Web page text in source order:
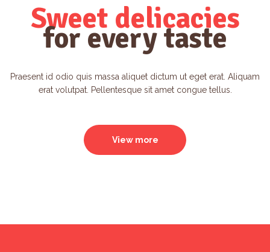
Sweet delicacies
for every taste
Praesent id odio quis massa aliquet dictum ut eget erat. Aliquam
erat volutpat. Pellentesque sit amet congue tellus.
View more